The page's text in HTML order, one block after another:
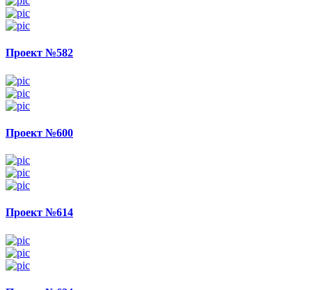
Проект №582
Проект №600
Проект №614